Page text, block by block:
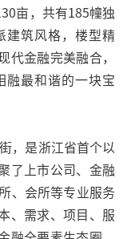
亩，共有185幢独
建筑风格，楼型精
金融完美融合，
融最和谐的一块宝
，是浙江省首个以
了上市公司、金融
、会所等专业服务
、需求、项目、服